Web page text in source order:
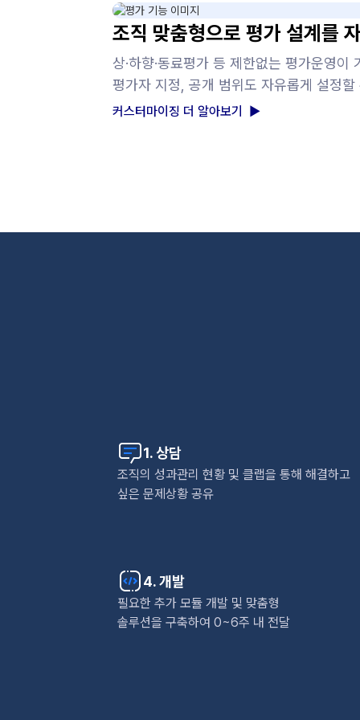
조직 맞춤형으로 평가 설계를
상·하향·동료평가 등 제한없는 평가운영이
평가자 지정, 공개 범위도 자유롭게 설정할
커스터마이징 더 알아보기 ▶
1. 상담
조직의 성과관리 현황 및 클랩을 통해 해결하고
싶은 문제상황 공유
4. 개발
필요한 추가 모듈 개발 및 맞춤형
솔루션을 구축하여 0~6주 내 전달